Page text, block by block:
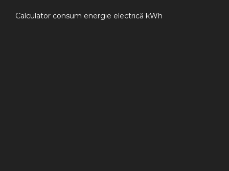
Calculator consum energie electrică kWh